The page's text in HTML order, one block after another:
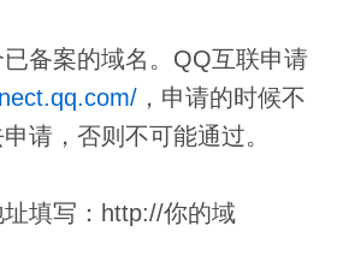
备案的域名。QQ互联申请
，申请的时候不
请，否则不可能通过。
填写：http://你的域